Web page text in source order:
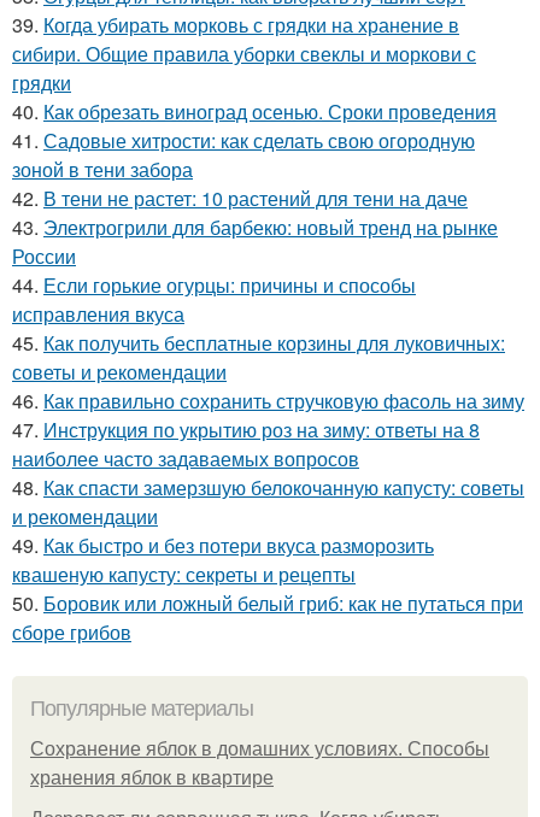
39. Когда убирать морковь с грядки на хранение в
сибири. Общие правила уборки свеклы и моркови с
грядки
40. Как обрезать виноград осенью. Сроки проведения
41. Садовые хитрости: как сделать свою огородную
зоной в тени забора
42. В тени не растет: 10 растений для тени на даче
43. Электрогрили для барбекю: новый тренд на рынке
России
44. Если горькие огурцы: причины и способы
исправления вкуса
45. Как получить бесплатные корзины для луковичных:
советы и рекомендации
46. Как правильно сохранить стручковую фасоль на зиму
47. Инструкция по укрытию роз на зиму: ответы на 8
наиболее часто задаваемых вопросов
48. Как спасти замерзшую белокочанную капусту: советы
и рекомендации
49. Как быстро и без потери вкуса разморозить
квашеную капусту: секреты и рецепты
50. Боровик или ложный белый гриб: как не путаться при
сборе грибов
Популярные материалы
Сохранение яблок в домашних условиях. Способы
хранения яблок в квартире